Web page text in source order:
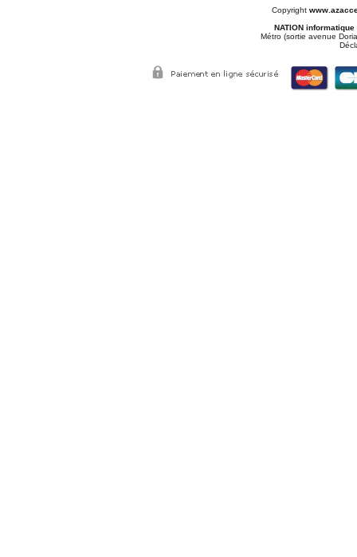
Copyright
NATION informatique
Métro (sortie avenue